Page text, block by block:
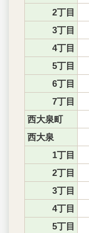
2丁目
3丁目
4丁目
5丁目
6丁目
7丁目
西大泉町
西大泉
1丁目
2丁目
3丁目
4丁目
5丁目